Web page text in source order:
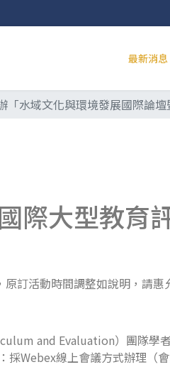
最新消息
水域文化與環境發展國際論壇
際大型教育
訂活動時間調整如說明，請
and Evaluation）團隊學
Webex線上會議方式辦理（會